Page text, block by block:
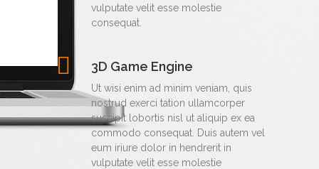
vulputate velit esse molestie
consequat.
3D Game Engine
Ut wisi enim ad minim veniam, quis
nostrud exerci tation ullamcorper
suscipit lobortis nisl ut aliquip ex ea
commodo consequat. Duis autem vel
eum iriure dolor in hendrerit in
vulputate velit esse molestie